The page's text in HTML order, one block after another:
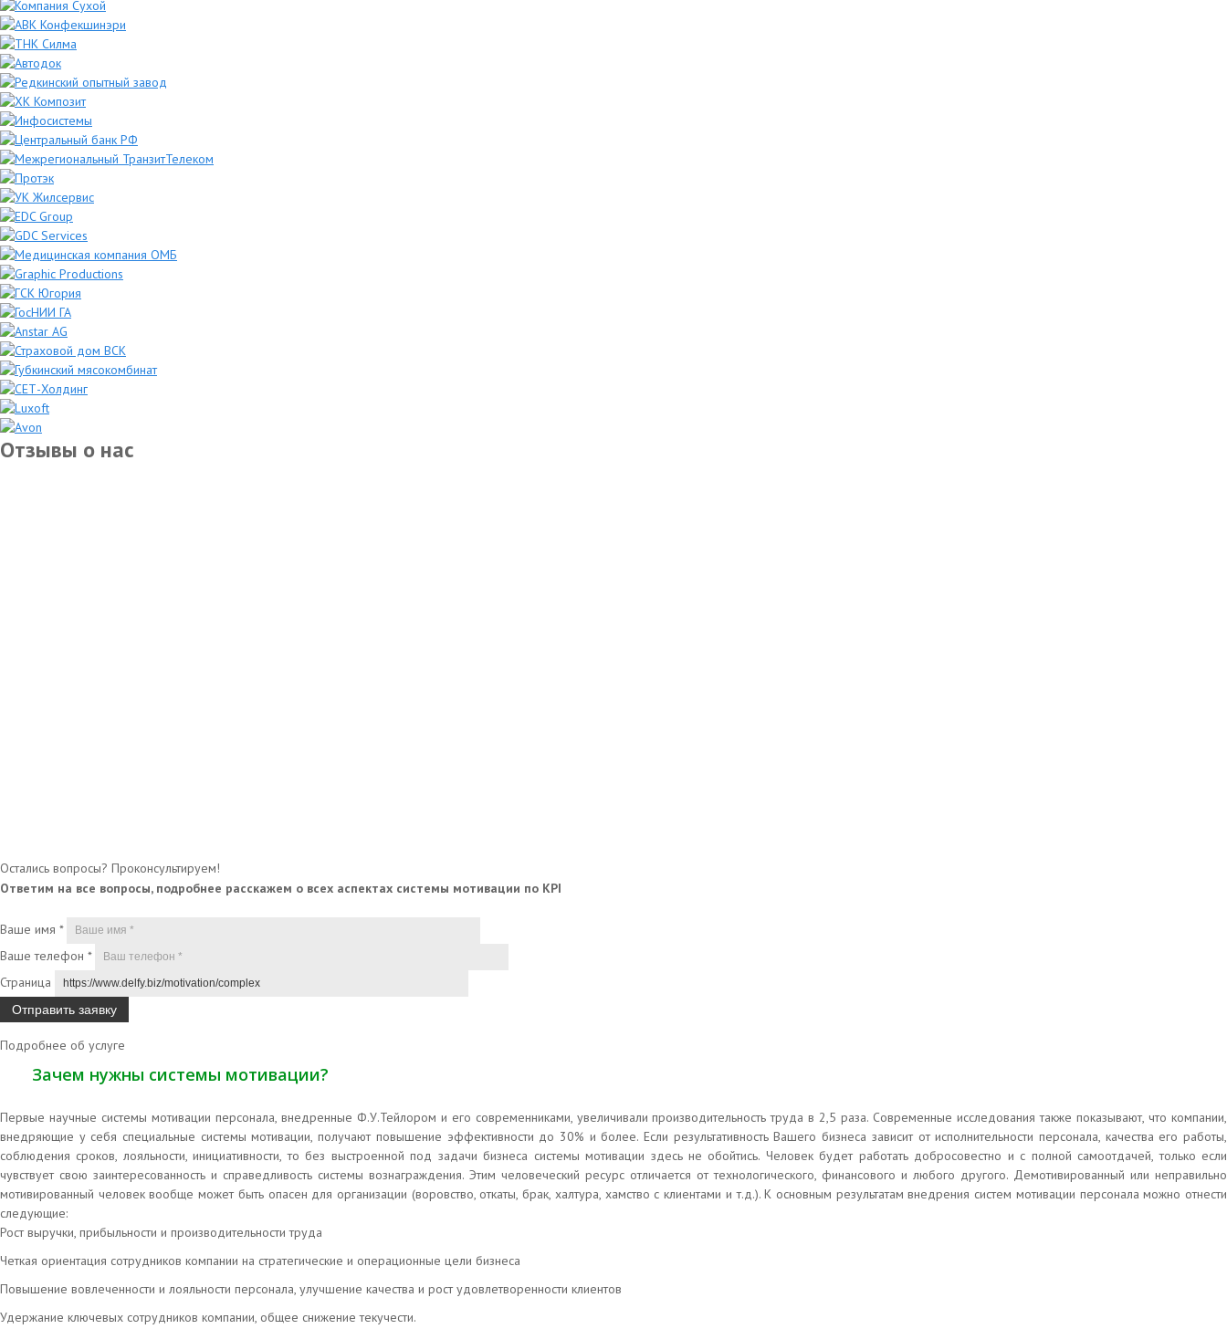
Отзывы о нас
Остались вопросы? Проконсультируем!
Ответим на все вопросы, подробнее расскажем о всех аспектах системы мотивации по KPI
Ваше имя *
Ваше телефон *
Страница
Подробнее об услуге
Зачем нужны системы мотивации?
Первые научные системы мотивации персонала, внедренные Ф.У.Тейлором и его современниками, увеличивали производительность труда в 2,5 раза. Современные исследования также показывают, что компании,
внедряющие у себя специальные системы мотивации, получают повышение эффективности до 30% и более. Если результативность Вашего бизнеса зависит от исполнительности персонала, качества его работы,
соблюдения сроков, лояльности, инициативности, то без выстроенной под задачи бизнеса системы мотивации здесь не обойтись. Человек будет работать добросовестно и с полной самоотдачей, только если
чувствует свою заинтересованность и справедливость системы вознаграждения. Этим человеческий ресурс отличается от технологического, финансового и любого другого. Демотивированный или неправильно
мотивированный человек вообще может быть опасен для организации (воровство, откаты, брак, халтура, хамство с клиентами и т.д.). К основным результатам внедрения систем мотивации персонала можно отнести
следующие:
Рост выручки, прибыльности и производительности труда
Четкая ориентация сотрудников компании на стратегические и операционные цели бизнеса
Повышение вовлеченности и лояльности персонала, улучшение качества и рост удовлетворенности клиентов
Удержание ключевых сотрудников компании, общее снижение текучести.